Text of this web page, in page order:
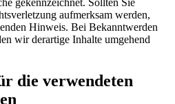
aufmerksam werden,
Hinweis. Bei Bekanntwerden
wir derartige Inhalte umgehend
die verwendeten